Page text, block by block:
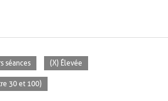
séances (X) Élevée
30 et 100)